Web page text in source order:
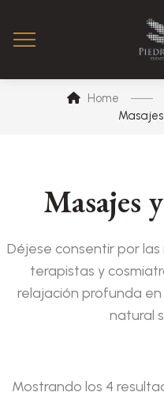
Home
Masajes
Déjese consentir por
terapistas y
relajación profunda
natural
Mostrando los 4